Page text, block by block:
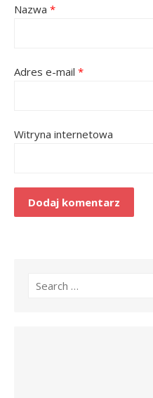
Nazwa *
Adres e-mail *
Witryna internetowa
Search